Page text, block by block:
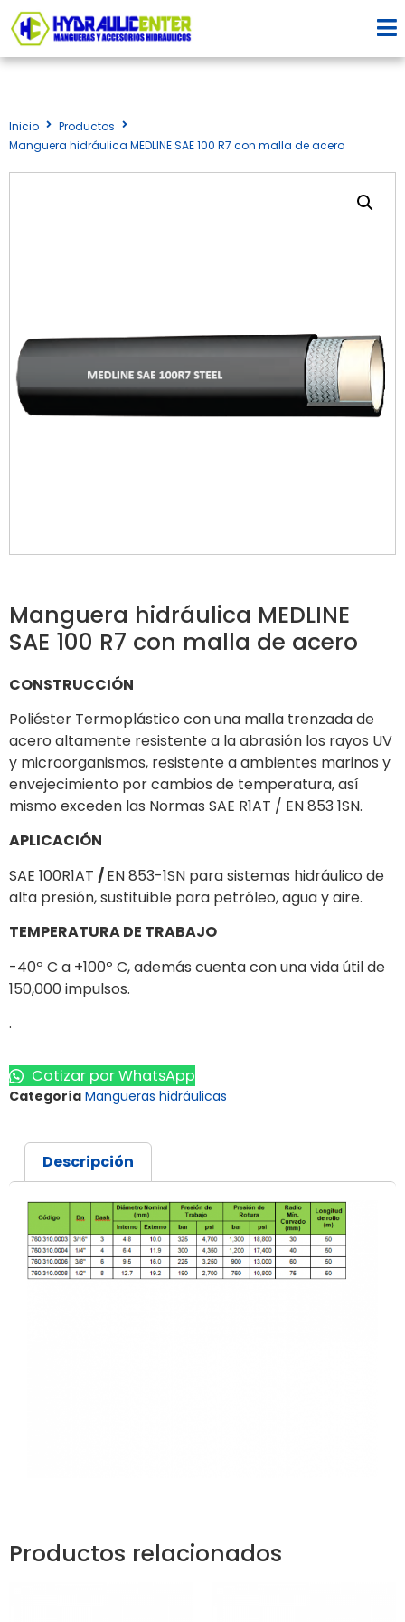
Inicio
Productos
Manguera hidráulica MEDLINE SAE 100 R7 con malla de acero
Manguera hidráulica MEDLINE
SAE 100 R7 con malla de acero
CONSTRUCCIÓN
Poliéster Termoplástico con una malla trenzada de
acero altamente resistente a la abrasión los rayos UV
y microorganismos, resistente a ambientes marinos y
envejecimiento por cambios de temperatura, así
mismo exceden las Normas SAE R1AT / EN 853 1SN.
APLICACIÓN
SAE 100R1AT /EN 853-1SN para sistemas hidráulico de
alta presión, sustituible para petróleo, agua y aire.
TEMPERATURA DE TRABAJO
-40º C a +100º C, además cuenta con una vida útil de
150,000 impulsos.
.
Cotizar por WhatsApp
Categoría Mangueras hidráulicas
Descripción
Productos relacionados